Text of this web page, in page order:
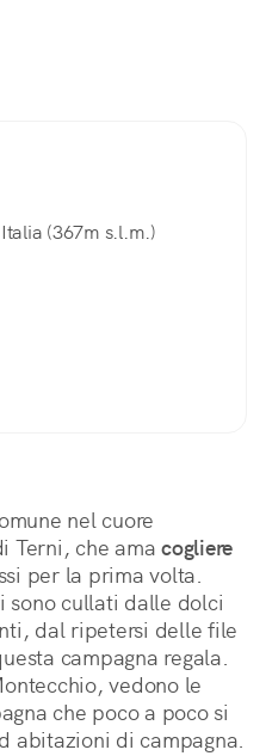
(367m s.l.m.)
nel cuore
Terni, che ama cogliere
per la prima volta.
sono cullati dalle dolci
dal ripetersi delle file
campagna regala.
vedono le
che poco a poco si
abitazioni di campagna.